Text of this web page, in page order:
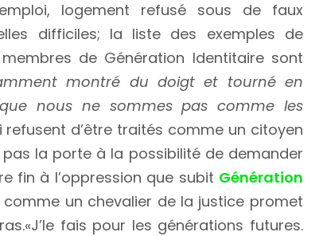
logement refusé sous de faux
difficiles; la liste des exemples de
de Génération Identitaire sont
montré du doigt et tourné en
nous ne sommes pas comme les
refusent d’être traités comme un citoyen
la porte à la possibilité de demander
fin à l’oppression que subit Génération
un chevalier de la justice promet
fais pour les générations futures.